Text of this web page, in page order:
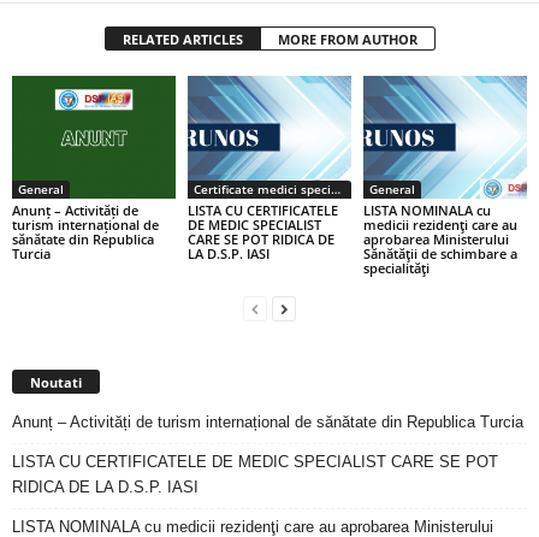
RELATED ARTICLES MORE FROM AUTHOR
General
Anunț – Activități de
turism internațional de
sănătate din Republica
Turcia
Certificate medici specialiști / primari
LISTA CU CERTIFICATELE
DE MEDIC SPECIALIST
CARE SE POT RIDICA DE
LA D.S.P. IASI
General
LISTA NOMINALA cu
medicii rezidenţi care au
aprobarea Ministerului
Sănătăţii de schimbare a
specialităţi
Noutati
Anunț – Activități de turism internațional de sănătate din Republica Turcia
LISTA CU CERTIFICATELE DE MEDIC SPECIALIST CARE SE POT
RIDICA DE LA D.S.P. IASI
LISTA NOMINALA cu medicii rezidenţi care au aprobarea Ministerului